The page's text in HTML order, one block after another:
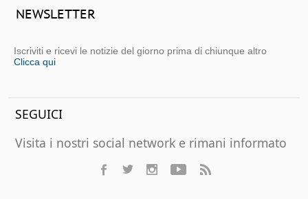
NEWSLETTER
Iscriviti e ricevi le notizie del giorno prima di chiunque altro
Clicca qui
SEGUICI
Visita i nostri social network e rimani informato